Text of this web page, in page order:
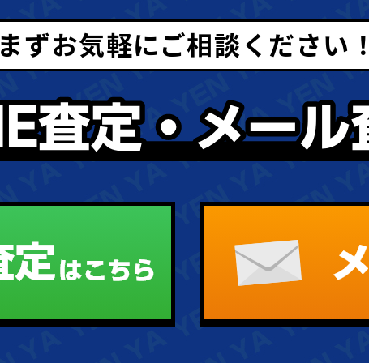
まずお気軽にご相談ください